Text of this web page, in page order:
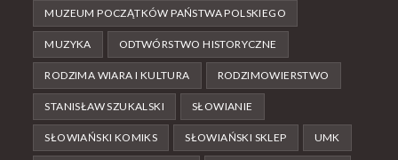
MUZEUM POCZĄTKÓW PAŃSTWA POLSKIEGO
MUZYKA ODTWÓRSTWO HISTORYCZNE
RODZIMA WIARA I KULTURA RODZIMOWIERSTWO
STANISŁAW SZUKALSKI SŁOWIANIE
SŁOWIAŃSKI KOMIKS SŁOWIAŃSKI SKLEP UMK